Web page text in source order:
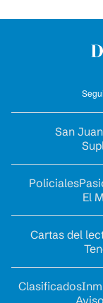
San Juan
Policiales
El
Cartas del
Clasificados